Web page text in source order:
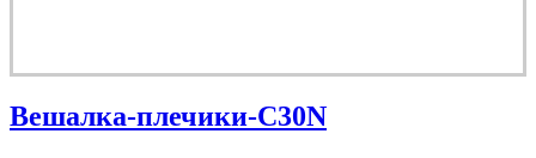
Вешалка-плечики-C30N